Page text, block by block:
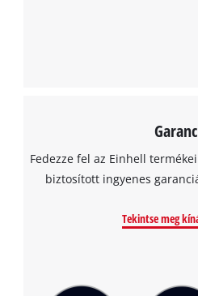
Fedezze fel az Einhell
biztosított ingyenes
Tekintse meg